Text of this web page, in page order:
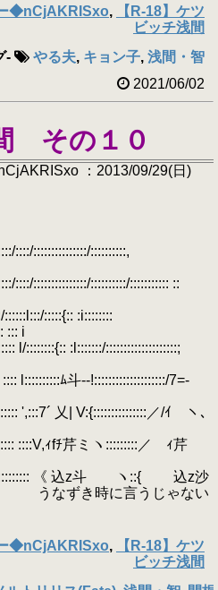
◆nCjAKRISxo,
【R-18】ケツ
ビッチ浅間
- やる夫, キョン子, 浅間・智
2021/06/02
その１０
：2013/09/29(日)
::::::::::,
::::::::::/::::::::::: ::
:i::::::::
::: i
:l:::::::/::::::::::::::::::::;
斗-‐!::::::::::::::::::::/7=-
乂| V:{:::::::::::::::／/ｲ ヽ､
fﾁ芹ミヽ:::::::::／ ｨ芹
《 込z斗 ヽ::{ 込z沙
うなずき時に言うじゃない
◆nCjAKRISxo,
【R-18】ケツ
ビッチ浅間